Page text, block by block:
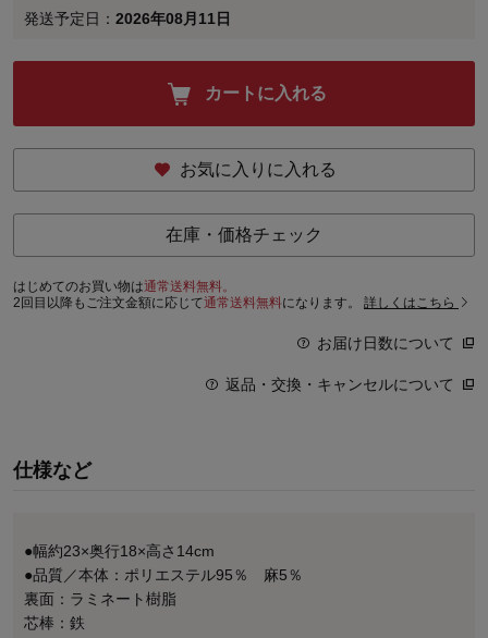
発送予定日： 2026年08月11日
カートに入れる
お気に入りに入れる
在庫・価格チェック
はじめてのお買い物は通常送料無料。
2回目以降もご注文金額に応じて通常送料無料になります。 詳しくはこちら
お届け日数について
返品・交換・キャンセルについて
仕様など
●幅約23×奥行18×高さ14cm
●品質／本体：ポリエステル95％ 麻5％
裏面：ラミネート樹脂
芯棒：鉄